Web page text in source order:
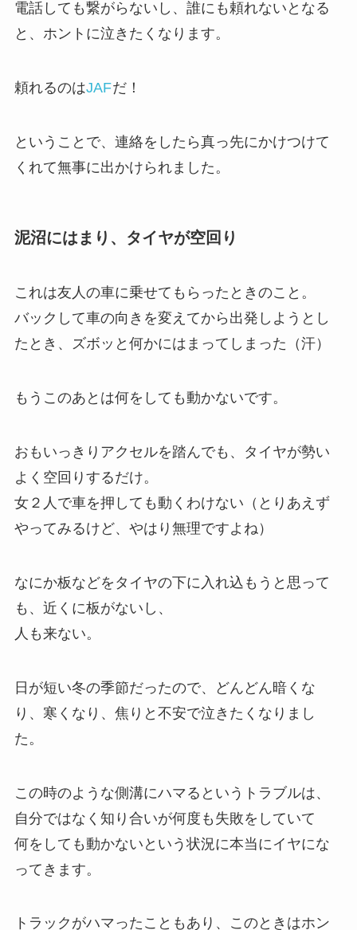
電話しても繋がらないし、誰にも頼れないとなる
と、ホントに泣きたくなります。
頼れるのはJAFだ！
ということで、連絡をしたら真っ先にかけつけて
くれて無事に出かけられました。
泥沼にはまり、タイヤが空回り
これは友人の車に乗せてもらったときのこと。
バックして車の向きを変えてから出発しようとし
たとき、ズボッと何かにはまってしまった（汗）
もうこのあとは何をしても動かないです。
おもいっきりアクセルを踏んでも、タイヤが勢い
よく空回りするだけ。
女２人で車を押しても動くわけない（とりあえず
やってみるけど、やはり無理ですよね）
なにか板などをタイヤの下に入れ込もうと思って
も、近くに板がないし、
人も来ない。
日が短い冬の季節だったので、どんどん暗くな
り、寒くなり、焦りと不安で泣きたくなりまし
た。
この時のような側溝にハマるというトラブルは、
自分ではなく知り合いが何度も失敗をしていて
何をしても動かないという状況に本当にイヤにな
ってきます。
トラックがハマったこともあり、このときはホン